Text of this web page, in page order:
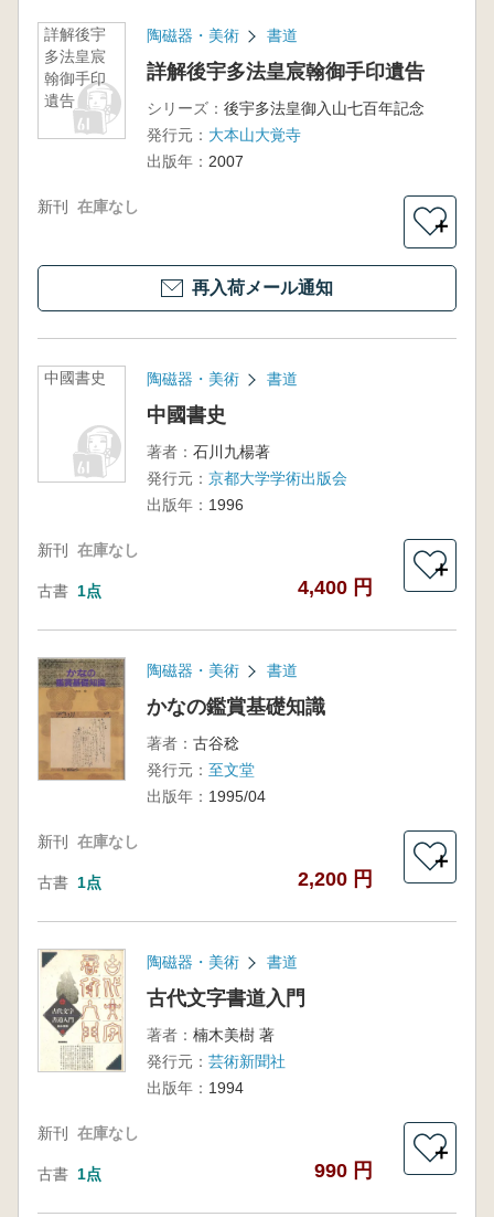
詳解後宇
多法皇宸
翰御手印
遺告
陶磁器・美術 書道
詳解後宇多法皇宸翰御手印遺告
シリーズ： 後宇多法皇御入山七百年記念
発行元： 大本山大覚寺
出版年： 2007
新刊 在庫なし
＋
再入荷メール通知
中國書史 陶磁器・美術 書道
中國書史
著者： 石川九楊著
発行元： 京都大学学術出版会
出版年： 1996
新刊 在庫なし
古書 1点 4,400 円
＋
陶磁器・美術 書道
かなの鑑賞基礎知識
著者： 古谷稔
発行元： 至文堂
出版年： 1995/04
新刊 在庫なし
古書 1点 2,200 円
＋
陶磁器・美術 書道
古代文字書道入門
著者： 楠木美樹 著
発行元： 芸術新聞社
出版年： 1994
新刊 在庫なし
古書 1点 990 円
＋